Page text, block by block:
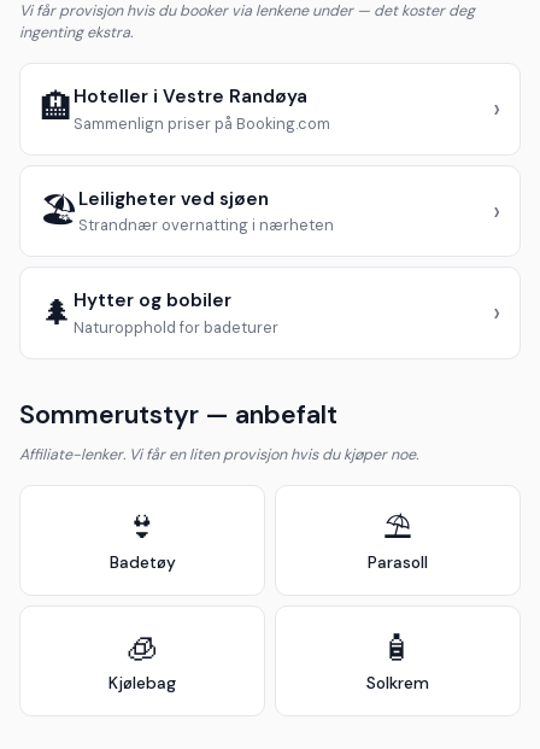
Vi får provisjon hvis du booker via lenkene under — det koster deg
ingenting ekstra.
🏨 Hoteller i Vestre Randøya
Sammenlign priser på Booking.com ›
🏖️ Leiligheter ved sjøen
Strandnær overnatting i nærheten ›
🌲 Hytter og bobiler
Naturopphold for badeturer ›
Sommerutstyr — anbefalt
Affiliate-lenker. Vi får en liten provisjon hvis du kjøper noe.
👙
Badetøy
⛱️
Parasoll
🧊
Kjølebag
🧴
Solkrem